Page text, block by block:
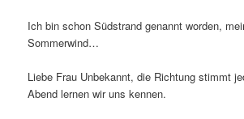
Ich bin schon Südstrand genannt worden,
Sommerwind…
Liebe Frau Unbekannt, die Richtung stimmt
Abend lernen wir uns kennen.